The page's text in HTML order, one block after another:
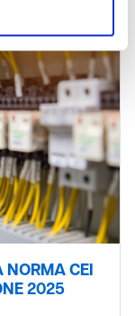
CEI
2025